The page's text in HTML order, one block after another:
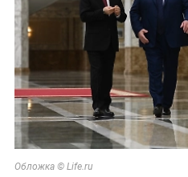
Обложка © Life.ru